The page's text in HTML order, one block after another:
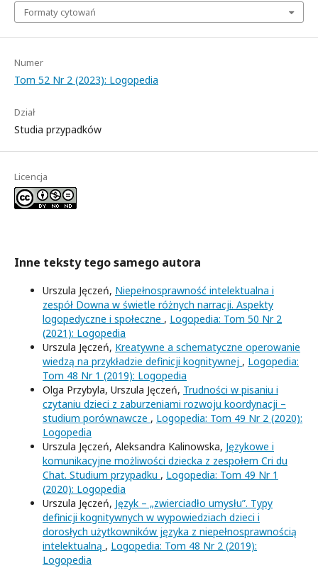
Formaty cytowań
Numer
Tom 52 Nr 2 (2023): Logopedia
Dział
Studia przypadków
Licencja
Inne teksty tego samego autora
Urszula Jęczeń, Niepełnosprawność intelektualna i
zespół Downa w świetle różnych narracji. Aspekty
logopedyczne i społeczne , Logopedia: Tom 50 Nr 2
(2021): Logopedia
Urszula Jęczeń, Kreatywne a schematyczne operowanie
wiedzą na przykładzie definicji kognitywnej , Logopedia:
Tom 48 Nr 1 (2019): Logopedia
Olga Przybyla, Urszula Jęczeń, Trudności w pisaniu i
czytaniu dzieci z zaburzeniami rozwoju koordynacji –
studium porównawcze , Logopedia: Tom 49 Nr 2 (2020):
Logopedia
Urszula Jęczeń, Aleksandra Kalinowska, Językowe i
komunikacyjne możliwości dziecka z zespołem Cri du
Chat. Studium przypadku , Logopedia: Tom 49 Nr 1
(2020): Logopedia
Urszula Jęczeń, Język – „zwierciadło umysłu”. Typy
definicji kognitywnych w wypowiedziach dzieci i
dorosłych użytkowników języka z niepełnosprawnością
intelektualną , Logopedia: Tom 48 Nr 2 (2019):
Logopedia